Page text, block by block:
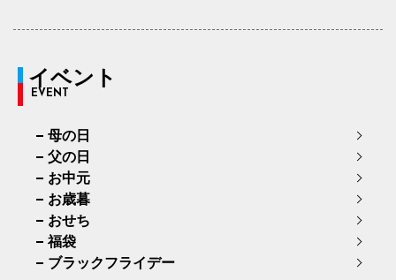
イベント
EVENT
母の日
父の日
お中元
お歳暮
おせち
福袋
ブラックフライデー